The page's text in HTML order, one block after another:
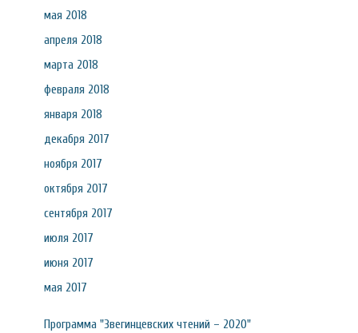
мая 2018
апреля 2018
марта 2018
февраля 2018
января 2018
декабря 2017
ноября 2017
октября 2017
сентября 2017
июля 2017
июня 2017
мая 2017
Программа "Звегинцевских чтений – 2020"